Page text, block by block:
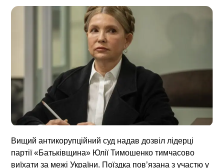
Вищий антикорупційний суд надав дозвіл лідерці
партії «Батьківщина» Юлії Тимошенко тимчасово
виїхати за межі України. Поїздка пов’язана з участю у